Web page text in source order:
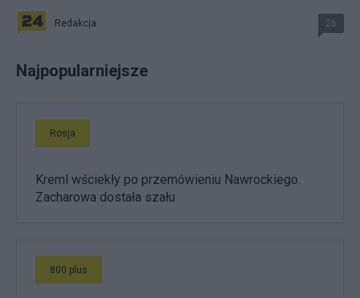
Redakcja 26
Najpopularniejsze
Rosja
Kreml wściekły po przemówieniu Nawrockiego.
Zacharowa dostała szału
800 plus